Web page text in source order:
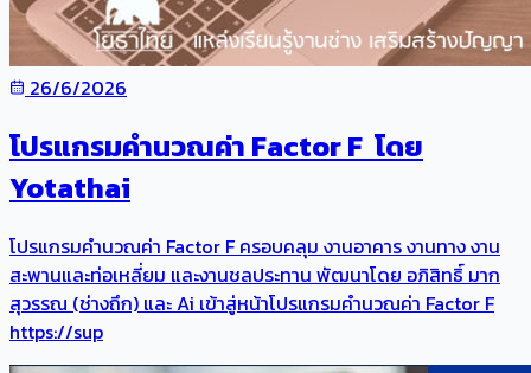
26/6/2026
โปรแกรมคำนวณค่า Factor F โดย
Yotathai
โปรแกรมคำนวณค่า Factor F ครอบคลุม งานอาคาร งานทาง งาน
สะพานและท่อเหลี่ยม และงานชลประทาน พัฒนาโดย อภิสิทธิ์ มาก
สุวรรณ (ช่างถึก) และ Ai เข้าสู่หน้าโปรแกรมคำนวณค่า Factor F
https://sup